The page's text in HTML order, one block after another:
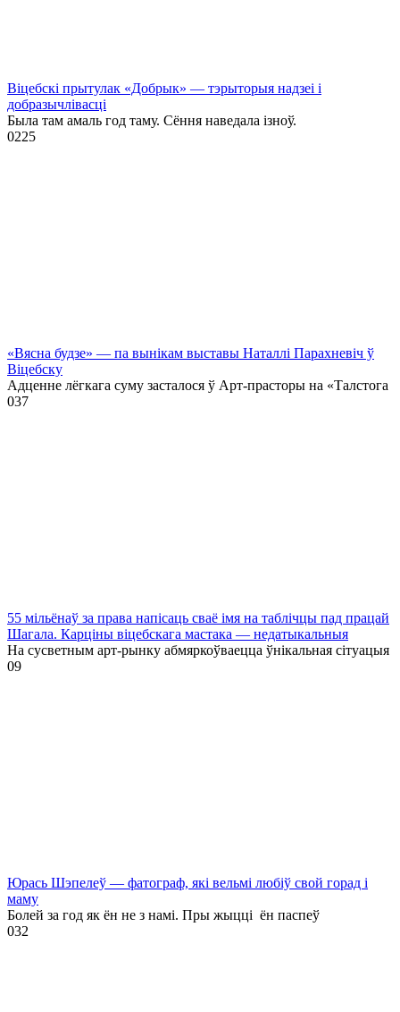
Віцебскі прытулак «‎Добрык»‎ — тэрыторыя надзеі і
добразычлівасці
Была там амаль год таму. Сёння наведала ізноў.
0225
«Вясна будзе» — па вынікам выставы Наталлі Парахневіч ў
Віцебску
Адценне лёгкага суму засталося ў Арт-прасторы на «Талстога
037
55 мільёнаў за права напісаць сваё імя на таблічцы пад працай
Шагала. Карціны віцебскага мастака — недатыкальныя
На сусветным арт-рынку абмяркоўваецца ўнікальная сітуацыя
09
Юрась Шэпелеў — фатограф, які вельмі любіў свой горад і
маму
Болей за год як ён не з намі. Пры жыцці ён паспеў
032